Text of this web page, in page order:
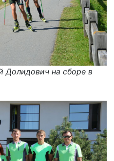
Долидович на сборе в